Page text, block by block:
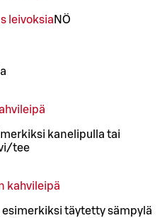
leivoksia NÖ
kanelipulla tai
tee
kahvileipä
esimerkiksi täytetty sämpylä